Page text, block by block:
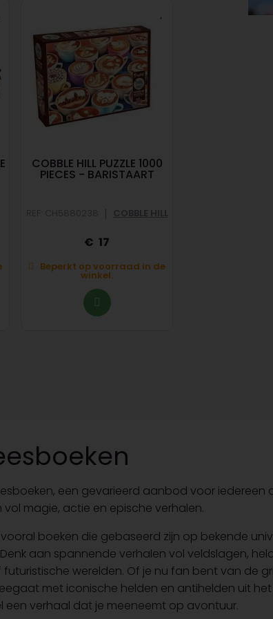
COBBLE HILL PUZZLE 1000
PIECES - BARISTAART
| COBBLE HILL
17
Beperkt op voorraad in de
winkel.
een gevarieerd aanbod voor iedereen
magie, actie en epische verhalen.
boeken die gebaseerd zijn op bekende
aan spannende verhalen vol veldslagen,
werelden. Of je nu fan bent van de
met iconische helden en antihelden uit
een verhaal dat je meeneemt op avontuur.